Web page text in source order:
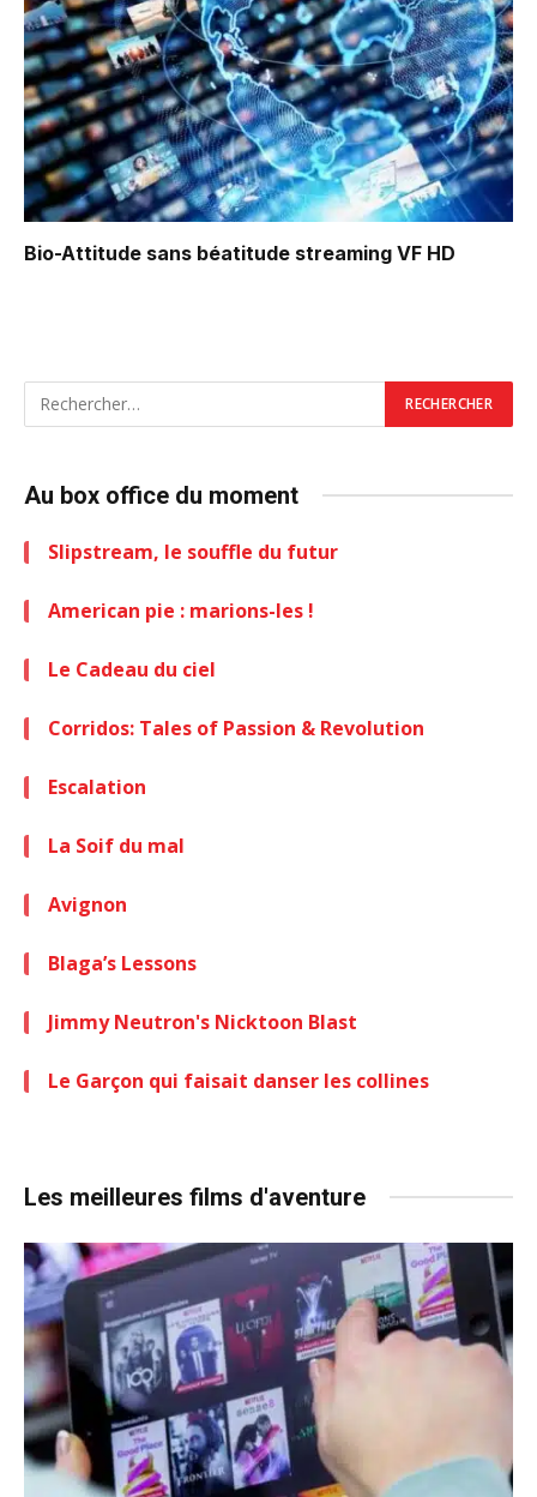
Bio-Attitude sans béatitude streaming VF HD
Au box office du moment
Slipstream, le souffle du futur
American pie : marions-les !
Le Cadeau du ciel
Corridos: Tales of Passion & Revolution
Escalation
La Soif du mal
Avignon
Blaga’s Lessons
Jimmy Neutron's Nicktoon Blast
Le Garçon qui faisait danser les collines
Les meilleures films d'aventure